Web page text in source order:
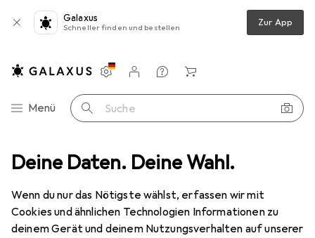
Deine Daten. Deine Wahl.
Wenn du nur das Nötigste wählst, erfassen wir mit
Cookies und ähnlichen Technologien Informationen zu
deinem Gerät und deinem Nutzungsverhalten auf unserer
Galaxus
Schneller finden und bestellen Zur App
Navigation nach Kategorien
Menü Suche
Einstellungen
Kundenkonto
Vergleichslisten
Merklisten
Warenkorb
Smartphone Schutzfolie Dipos Displayschutzfolie Crystalclear
4 Bilder